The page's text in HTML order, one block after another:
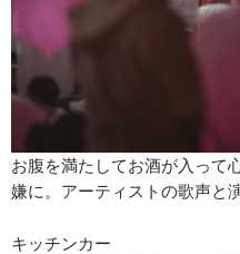
お腹を満たしてお酒が入って
嫌に。アーティストの歌声と
キッチンカー